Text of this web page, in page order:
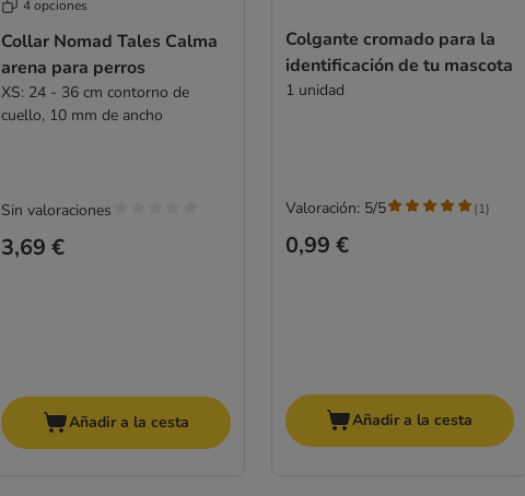
4 opciones
Collar Nomad Tales Calma
arena para perros
XS: 24 - 36 cm contorno de
cuello, 10 mm de ancho
3,69 €
Sin valoraciones
Añadir a la cesta
Colgante cromado para la
identificación de tu mascota
1 unidad
0,99 €
Valoración: 5/5 (1)
Añadir a la cesta